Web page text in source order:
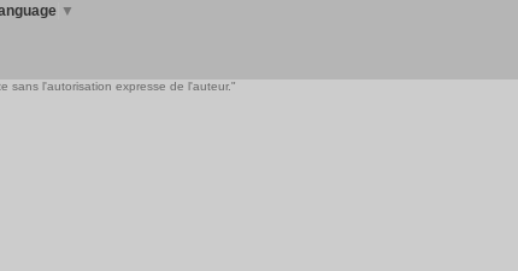
▼
sans l'autorisation expresse de l'auteur."